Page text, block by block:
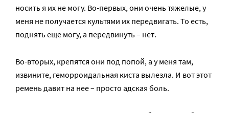
носить я их не могу. Во-первых, они очень тяжелые, у
меня не получается культями их передвигать. То есть,
поднять еще могу, а передвинуть – нет.
Во-вторых, крепятся они под попой, а у меня там,
извините, геморроидальная киста вылезла. И вот этот
ремень давит на нее – просто адская боль.